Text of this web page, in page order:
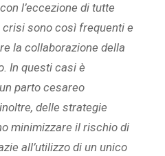
l’eccezione di tutte
sono così frequenti e
la collaborazione della
In questi casi è
parto cesareo
delle strategie
minimizzare il rischio di
all’utilizzo di un unico